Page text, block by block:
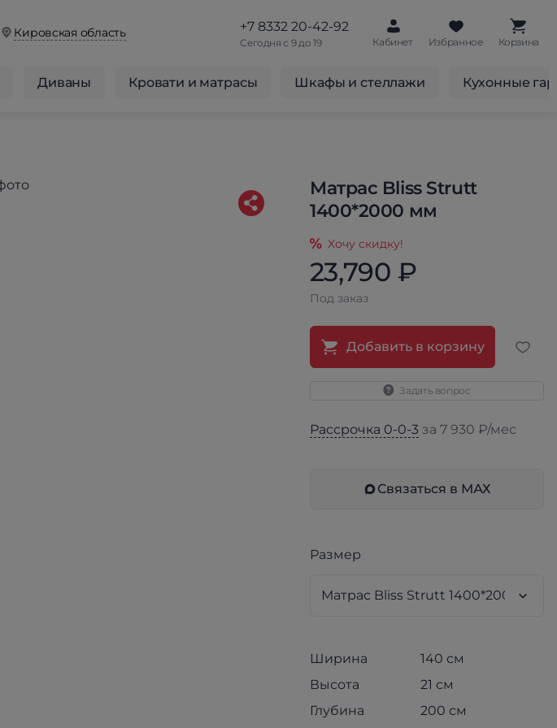
Кировская область +7 8332 20-42-92
Сегодня с 9 до 19 Кабинет Избранное Корзина
Диваны Кровати и матрасы Шкафы и стеллажи Кухонные
Матрас Bliss Strutt
1400*2000 мм
Хочу скидку!
23,790 ₽
Под заказ
Добавить в корзину
Задать вопрос
Рассрочка 0-0-3 за 7 930 ₽/мес
Связаться в МАХ
Размер
Ширина
140 см
Высота
21 см
Глубина
200 см